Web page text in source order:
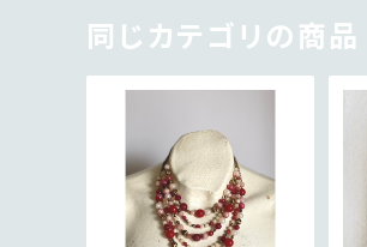
同じカテゴリの商品